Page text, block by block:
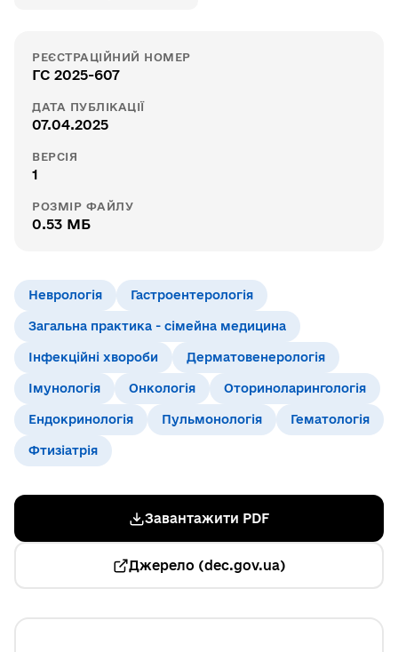
РЕЄСТРАЦІЙНИЙ НОМЕР
ГС 2025-607
ДАТА ПУБЛІКАЦІЇ
07.04.2025
ВЕРСІЯ
1
РОЗМІР ФАЙЛУ
0.53 МБ
Неврологія Гастроентерологія
Загальна практика - сімейна медицина
Інфекційні хвороби Дерматовенерологія
Імунологія Онкологія Оториноларингологія
Ендокринологія Пульмонологія Гематологія
Фтизіатрія
Завантажити PDF
Джерело (dec.gov.ua)